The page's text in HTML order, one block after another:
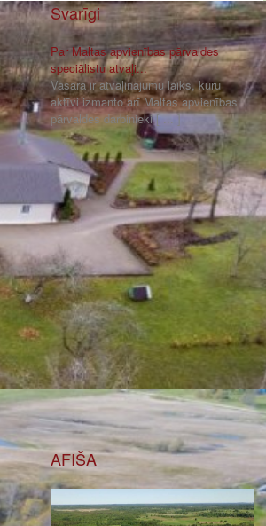
Svarīgi
Par Maltas apvienības pārvaldes
speciālistu atvaļi...
Vasara ir atvaļinājumu laiks, kuru
aktīvi izmanto arī Maltas apvienības
pārvaldes darbinieki [ ... ]
AFIŠA